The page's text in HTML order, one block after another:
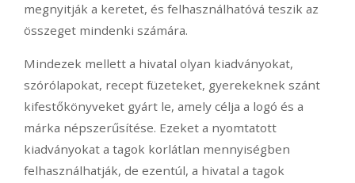
megnyitják a keretet, és felhasználhatóvá teszik az
összeget mindenki számára.
Mindezek mellett a hivatal olyan kiadványokat,
szórólapokat, recept füzeteket, gyerekeknek szánt
kifestőkönyveket gyárt le, amely célja a logó és a
márka népszerűsítése. Ezeket a nyomtatott
kiadványokat a tagok korlátlan mennyiségben
felhasználhatják, de ezentúl, a hivatal a tagok